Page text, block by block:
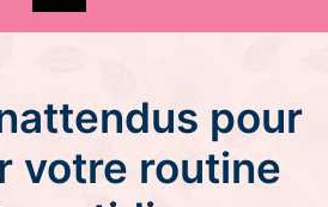
pour
votre routine